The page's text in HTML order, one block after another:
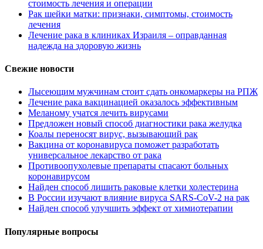
стоимость лечения и операции
Рак шейки матки: признаки, симптомы, стоимость
лечения
Лечение рака в клиниках Израиля – оправданная
надежда на здоровую жизнь
Свежие новости
Лысеющим мужчинам стоит сдать онкомаркеры на РПЖ
Лечение рака вакцинацией оказалось эффективным
Меланому учатся лечить вирусами
Предложен новый способ диагностики рака желудка
Коалы переносят вирус, вызывающий рак
Вакцина от коронавируса поможет разработать
универсальное лекарство от рака
Противоопухолевые препараты спасают больных
коронавирусом
Найден способ лишить раковые клетки холестерина
В России изучают влияние вируса SARS-CoV-2 на рак
Найден способ улучшить эффект от химиотерапии
Популярные вопросы